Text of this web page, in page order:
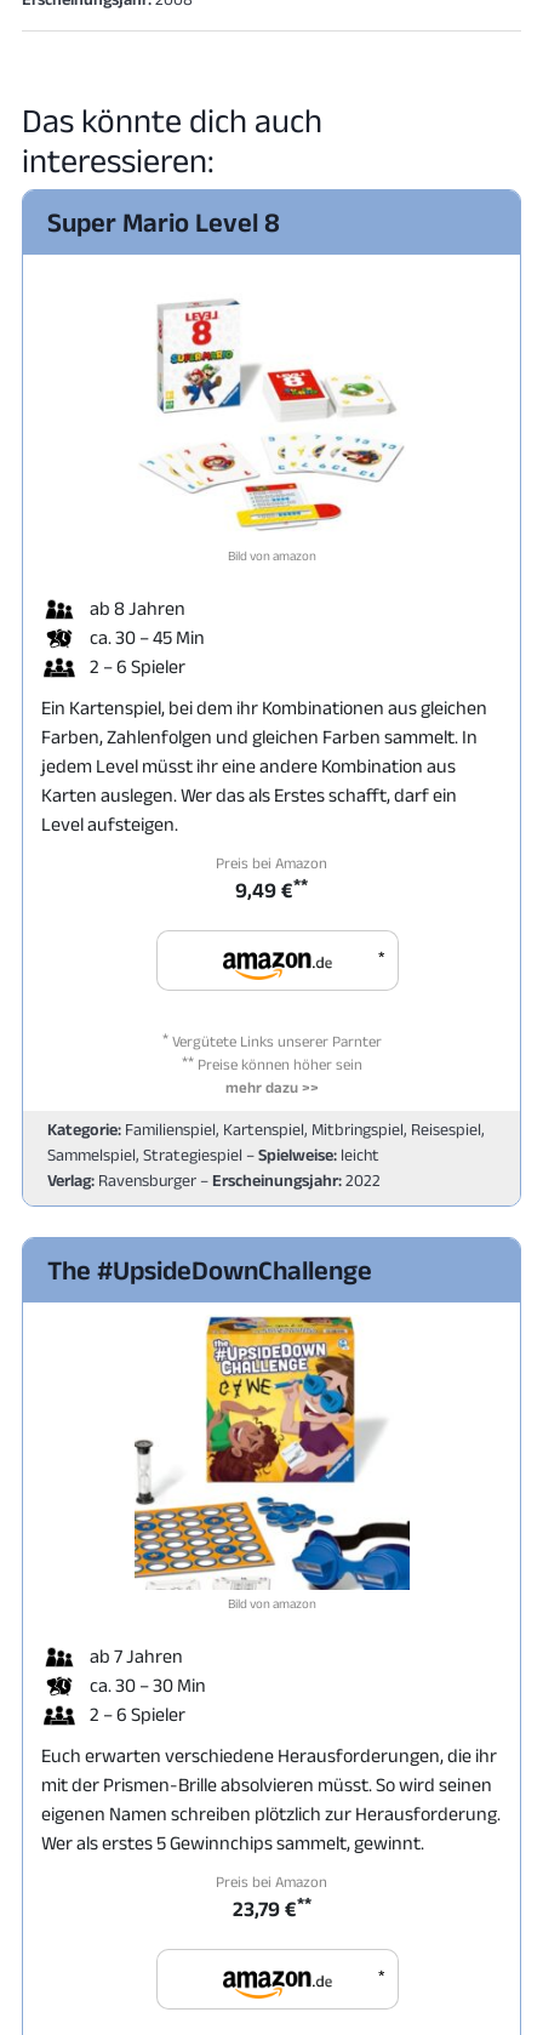
Das könnte dich auch
interessieren:
Super Mario Level 8
Bild von amazon
ab 8 Jahren
ca. 30 – 45 Min
2 – 6 Spieler
Ein Kartenspiel, bei dem ihr Kombinationen aus gleichen
Farben, Zahlenfolgen und gleichen Farben sammelt. In
jedem Level müsst ihr eine andere Kombination aus
Karten auslegen. Wer das als Erstes schafft, darf ein
Level aufsteigen.
Preis bei Amazon
9,49 €**
*
*Vergütete Links unserer Parnter
**Preise können höher sein
mehr dazu >>
Kategorie: Familienspiel, Kartenspiel, Mitbringspiel, Reisespiel,
Sammelspiel, Strategiespiel –Spielweise: leicht
Verlag: Ravensburger – Erscheinungsjahr:2022
The #UpsideDownChallenge
Bild von amazon
ab 7 Jahren
ca. 30 – 30 Min
2 – 6 Spieler
Euch erwarten verschiedene Herausforderungen, die ihr
mit der Prismen-Brille absolvieren müsst. So wird seinen
eigenen Namen schreiben plötzlich zur Herausforderung.
Wer als erstes 5 Gewinnchips sammelt, gewinnt.
Preis bei Amazon
23,79 €**
*